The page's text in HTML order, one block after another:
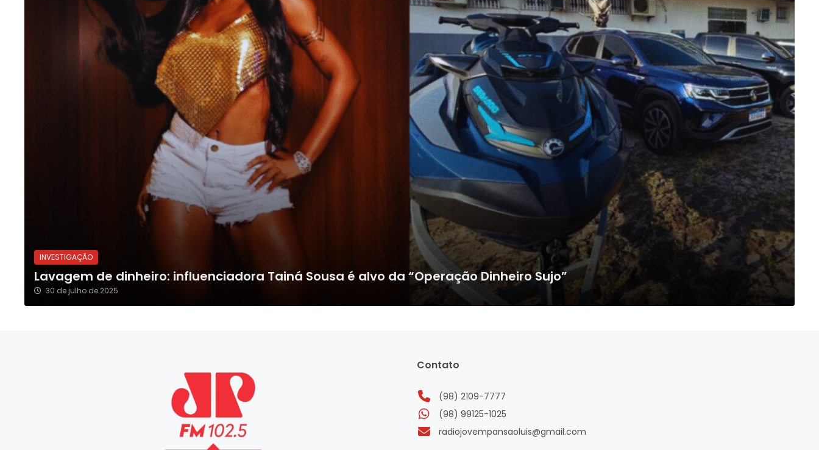
INVESTIGAÇÃO
Lavagem de dinheiro: influenciadora Tainá Sousa é alvo da “Operação Dinheiro Sujo”
30 de julho de 2025
Contato
(98) 2109-7777
(98) 99125-1025
radiojovempansaoluis@gmail.com